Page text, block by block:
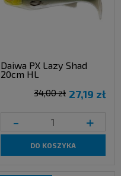
Daiwa PX Lazy Shad
20cm HL
27,19 zł
34,00 zł
- +
DO KOSZYKA